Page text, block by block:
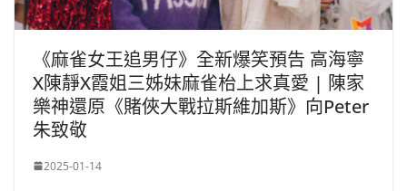
《麻雀女王追男仔》全新爆笑預告 高海寧
X陳靜X霞姐三姊妹麻雀枱上求真愛 | 陳家
樂神還原《賭俠大戰拉斯維加斯》向Peter
朱致敬
2025-01-14